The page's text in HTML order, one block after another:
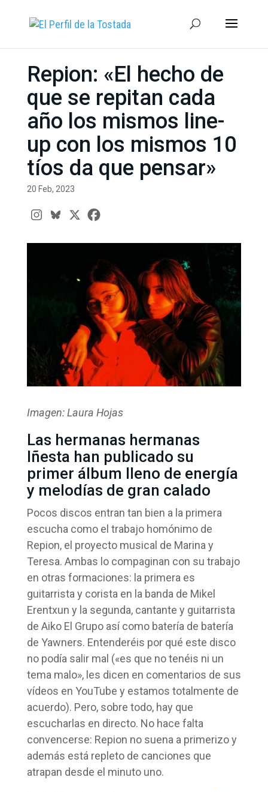
Repion: «El hecho de
que se repitan cada
año los mismos line-
up con los mismos 10
tíos da que pensar»
20 Feb, 2023
Imagen: Laura Hojas
Las hermanas hermanas
Iñesta han publicado su
primer álbum lleno de energía
y melodías de gran calado
Pocos discos entran tan bien a la primera
escucha como el trabajo homónimo de
Repion, el proyecto musical de Marina y
Teresa. Ambas lo compaginan con su trabajo
en otras formaciones: la primera es
guitarrista y corista en la banda de Mikel
Erentxun y la segunda, cantante y guitarrista
de Aiko El Grupo así como batería de batería
de Yawners. Entenderéis por qué este disco
no podía salir mal («es que no tenéis ni un
tema malo», les dicen en comentarios de sus
vídeos en YouTube y estamos totalmente de
acuerdo). Pero, sobre todo, hay que
escucharlas en directo. No hace falta
convencerse: Repion no suena a primerizo y
además está repleto de canciones que
atrapan desde el minuto uno.